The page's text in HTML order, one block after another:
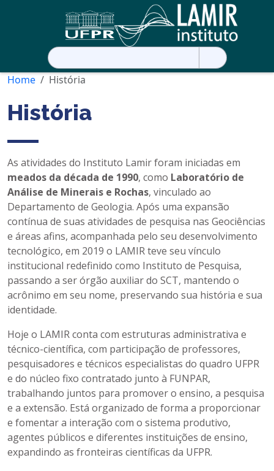
Pesquisar
por:
Home
História
História
As atividades do Instituto Lamir foram iniciadas em
meados da década de 1990, como Laboratório de
Análise de Minerais e Rochas, vinculado ao
Departamento de Geologia. Após uma expansão
contínua de suas atividades de pesquisa nas Geociências
e áreas afins, acompanhada pelo seu desenvolvimento
tecnológico, em 2019 o LAMIR teve seu vínculo
institucional redefinido como Instituto de Pesquisa,
passando a ser órgão auxiliar do SCT, mantendo o
acrônimo em seu nome, preservando sua história e sua
identidade.
Hoje o LAMIR conta com estruturas administrativa e
técnico-científica, com participação de professores,
pesquisadores e técnicos especialistas do quadro UFPR
e do núcleo fixo contratado junto à FUNPAR,
trabalhando juntos para promover o ensino, a pesquisa
e a extensão. Está organizado de forma a proporcionar
e fomentar a interação com o sistema produtivo,
agentes públicos e diferentes instituições de ensino,
expandindo as fronteiras científicas da UFPR.